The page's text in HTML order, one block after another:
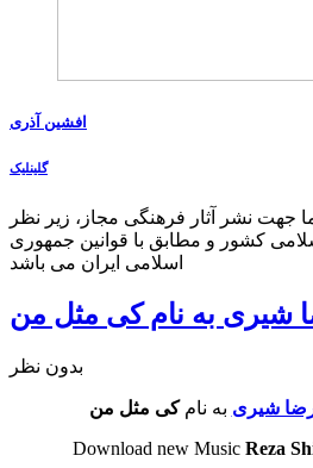
افشین آذری
گلینلیک
جهت نشر آثار فرهنگی مجاز، زیر نظر
کشور و مطابق با قوانین جمهوری
اسلامی ایران می باشد
شیری به نام کی مثل من
بدون نظر
شیری به نامکی مثل من
Download new Music Reza